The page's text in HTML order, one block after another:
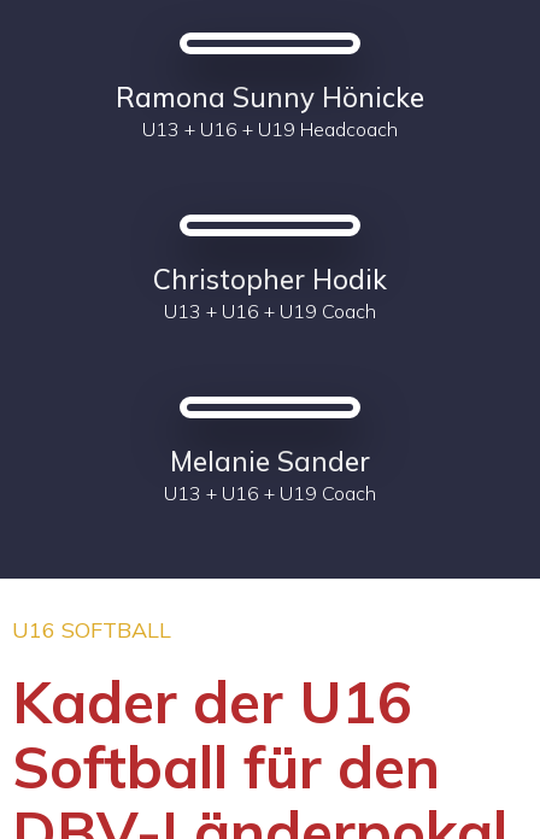
Ramona Sunny Hönicke
U13 + U16 + U19 Headcoach
Christopher Hodik
U13 + U16 + U19 Coach
Melanie Sander
U13 + U16 + U19 Coach
U16 SOFTBALL
Kader der U16
Softball für den